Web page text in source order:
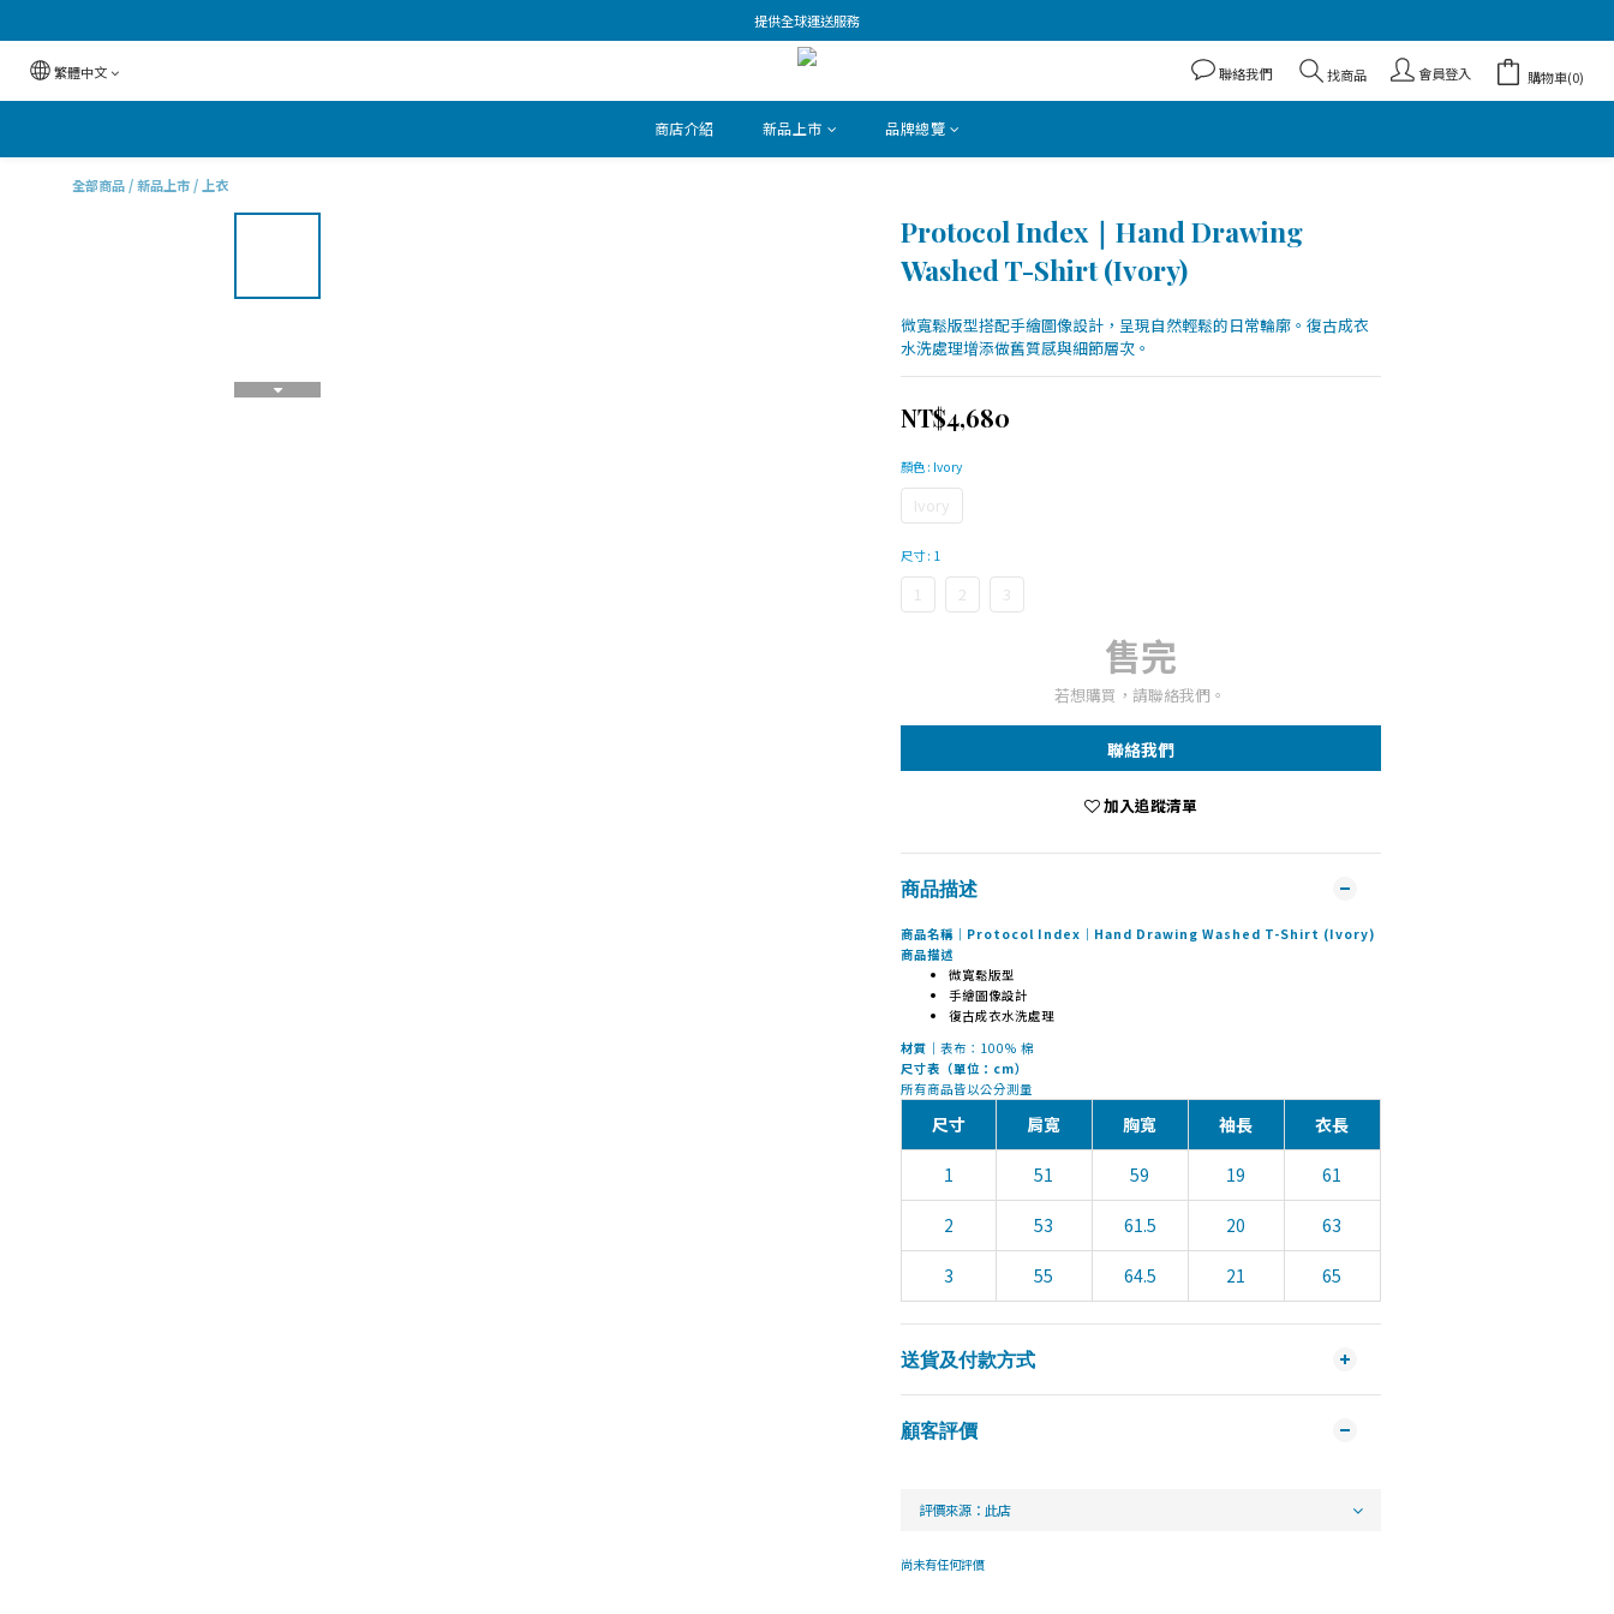
提供全球運送服務
繁體中文 聯絡我們 找商品 會員登入 購物車(0)
商店介紹 新品上市 品牌總覽
全部商品 /新品上市 / 上衣
Protocol Index｜Hand Drawing
Washed T-Shirt (Ivory)
微寬鬆版型搭配手繪圖像設計，呈現自然輕鬆的日常輪廓。復古成衣
水洗處理增添做舊質感與細節層次。
NT$4,680
顏色 : Ivory
Ivory
尺寸: 1
1 2 3
售完
若想購買，請聯絡我們。
聯絡我們
加入追蹤清單
商品描述
商品名稱｜Protocol Index｜Hand Drawing Washed T-Shirt (Ivory)
商品描述
微寬鬆版型
手繪圖像設計
復古成衣水洗處理
材質｜ 表布：100% 棉
尺寸表（單位：cm）
所有商品皆以公分測量
尺寸 肩寬 胸寬 袖長 衣長
1 51 59 19 61
2 53 61.5 20 63
3 55 64.5 21 65
送貨及付款方式
顧客評價
尚未有任何評價